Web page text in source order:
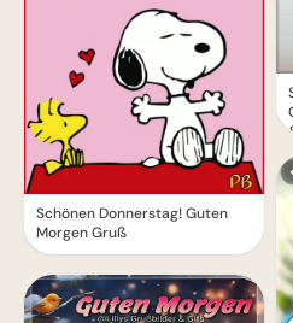
Schönen Donnerstag! Guten
Morgen Gruß